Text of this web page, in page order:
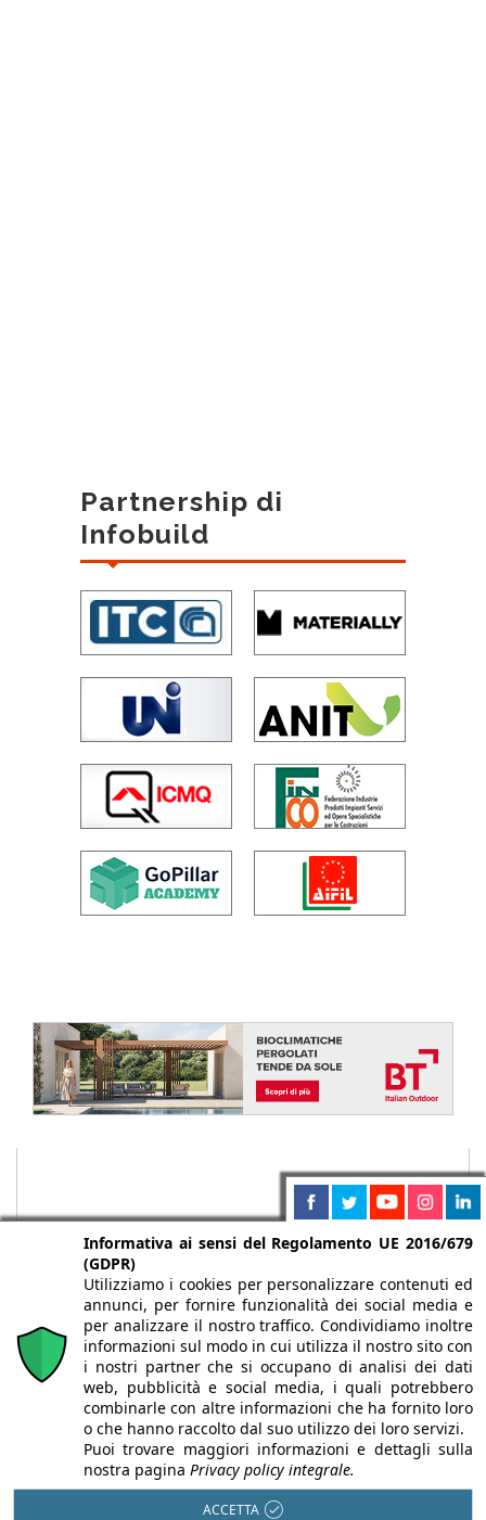
Partnership di
Infobuild
Chi siamo Autori Per la tua pubblicità
Iscriviti alla
newsletter
Informativa ai sensi del Regolamento UE 2016/679
(GDPR)
Utilizziamo i cookies per personalizzare contenuti ed
annunci, per fornire funzionalità dei social media e
per analizzare il nostro traffico. Condividiamo inoltre
informazioni sul modo in cui utilizza il nostro sito con
i nostri partner che si occupano di analisi dei dati
web, pubblicità e social media, i quali potrebbero
combinarle con altre informazioni che ha fornito loro
o che hanno raccolto dal suo utilizzo dei loro servizi.
Puoi trovare maggiori informazioni e dettagli sulla
nostra pagina Privacy policy integrale.
ACCETTA